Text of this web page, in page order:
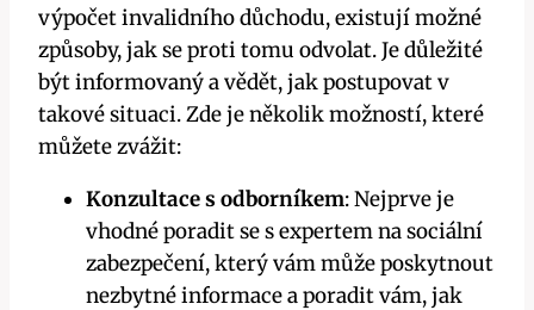
výpočet invalidního důchodu, existují možné
způsoby, jak se proti tomu odvolat. Je důležité
být informovaný a vědět, jak postupovat v
takové situaci. Zde je několik možností, které
můžete zvážit:
Konzultace s odborníkem: Nejprve je
vhodné poradit se s expertem na sociální
zabezpečení, který vám může poskytnout
nezbytné informace a poradit vám, jak